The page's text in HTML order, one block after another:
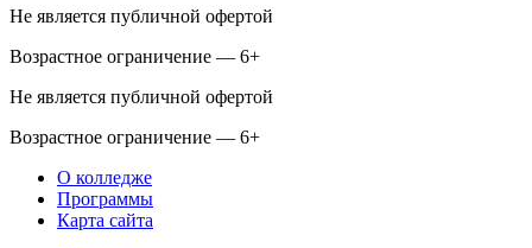
Не является публичной офертой
Возрастное ограничение — 6+
Не является публичной офертой
Возрастное ограничение — 6+
О колледже
Программы
Карта сайта